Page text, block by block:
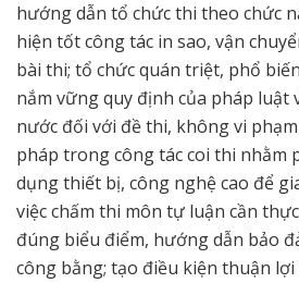
hướng dẫn tổ chức thi theo chức
hiện tốt công tác in sao, vận
bài thi; tổ chức quán triệt, phổ
nắm vững quy định của pháp luật
nước đối với đề thi, không vi
pháp trong công tác coi thi nhằm
dụng thiết bị, công nghệ cao để
việc chấm thi môn tự luận cần
đúng biểu điểm, hướng dẫn bảo
công bằng; tạo điều kiện thuận